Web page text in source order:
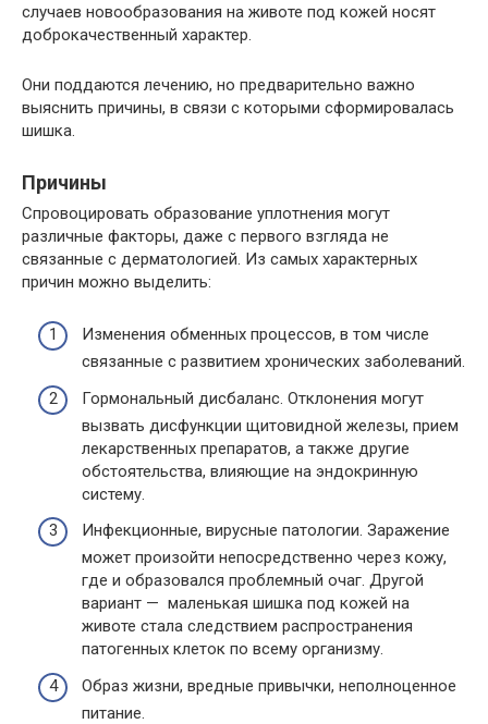
случаев новообразования на животе под кожей носят
доброкачественный характер.
Они поддаются лечению, но предварительно важно
выяснить причины, в связи с которыми сформировалась
шишка.
Причины
Спровоцировать образование уплотнения могут
различные факторы, даже с первого взгляда не
связанные с дерматологией. Из самых характерных
причин можно выделить:
Изменения обменных процессов, в том числе
связанные с развитием хронических заболеваний.
Гормональный дисбаланс. Отклонения могут
вызвать дисфункции щитовидной железы, прием
лекарственных препаратов, а также другие
обстоятельства, влияющие на эндокринную
систему.
Инфекционные, вирусные патологии. Заражение
может произойти непосредственно через кожу,
где и образовался проблемный очаг. Другой
вариант — маленькая шишка под кожей на
животе стала следствием распространения
патогенных клеток по всему организму.
Образ жизни, вредные привычки, неполноценное
питание.